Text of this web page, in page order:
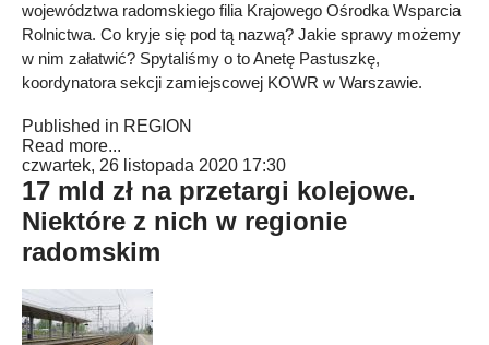
województwa radomskiego filia Krajowego Ośrodka Wsparcia
Rolnictwa. Co kryje się pod tą nazwą? Jakie sprawy możemy
w nim załatwić? Spytaliśmy o to Anetę Pastuszkę,
koordynatora sekcji zamiejscowej KOWR w Warszawie.
Published in REGION
Read more...
czwartek, 26 listopada 2020 17:30
17 mld zł na przetargi kolejowe.
Niektóre z nich w regionie
radomskim